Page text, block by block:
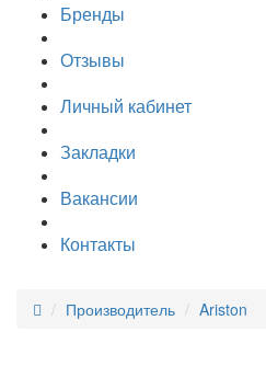
Бренды
Отзывы
Личный кабинет
Закладки
Вакансии
Контакты
Производитель Ariston